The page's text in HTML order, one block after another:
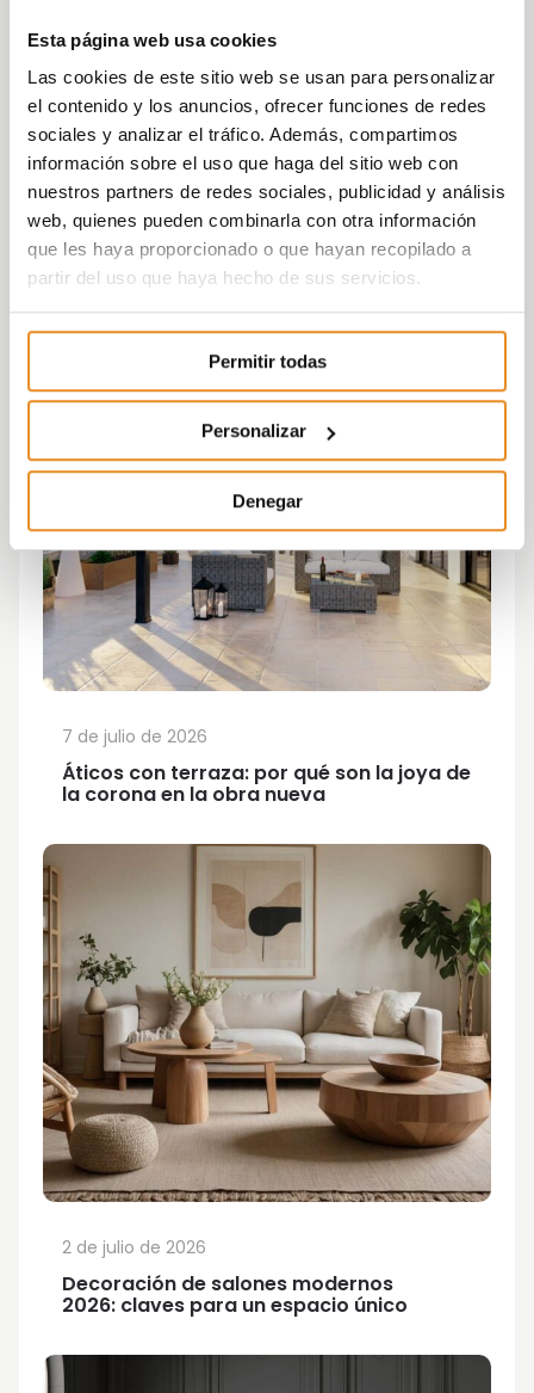
Esta página web usa cookies
Las cookies de este sitio web se usan para personalizar
el contenido y los anuncios, ofrecer funciones de redes
sociales y analizar el tráfico. Además, compartimos
información sobre el uso que haga del sitio web con
nuestros partners de redes sociales, publicidad y análisis
web, quienes pueden combinarla con otra información
que les haya proporcionado o que hayan recopilado a
partir del uso que haya hecho de sus servicios.
Permitir todas
Personalizar
Denegar
Áticos con terraza: por qué son la joya de
la corona en la obra nueva
7 de julio de 2026
Decoración de salones modernos
2026: claves para un espacio único
2 de julio de 2026